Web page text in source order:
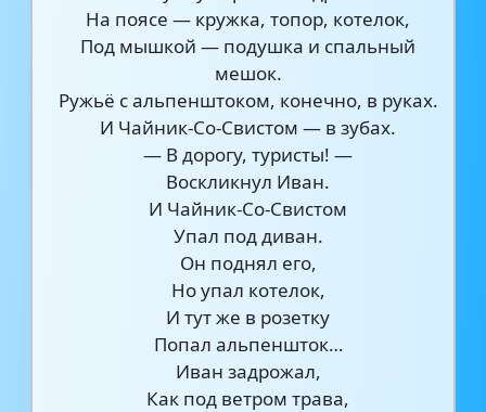
На поясе — кружка, топор, котелок,
Под мышкой — подушка и спальный
мешок.
Ружьё с альпенштоком, конечно, в руках.
И Чайник-Со-Свистом — в зубах.
— В дорогу, туристы! —
Воскликнул Иван.
И Чайник-Со-Свистом
Упал под диван.
Он поднял его,
Но упал котелок,
И тут же в розетку
Попал альпеншток…
Иван задрожал,
Как под ветром трава,